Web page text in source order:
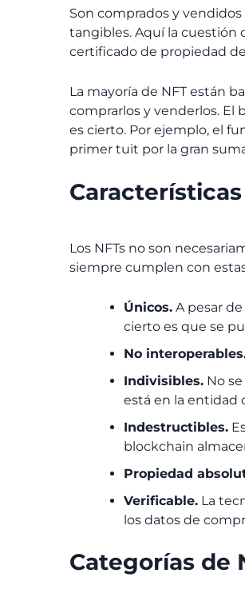
Son comprados y
tangibles. Aquí la cuestión
certificado de propiedad
La mayoría de NFT están
comprarlos y venderlos. El
es cierto. Por ejemplo, el
primer tuit por la gran
Los NFTs no son
siempre cumplen con
Únicos. A pesar
cierto es que se
No
Indivisibles. No
está en la entidad
Indestructibles.
blockchain
Propiedad
Verificable. La
los datos de
Categorías de